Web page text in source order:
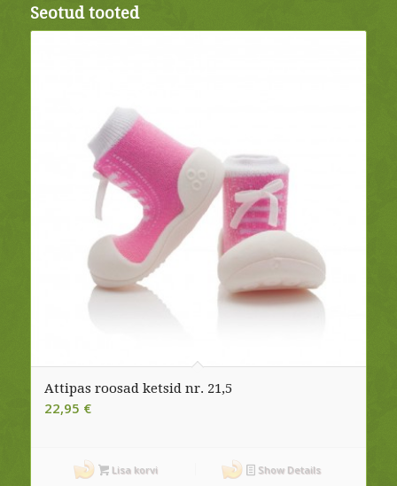
Seotud tooted
Attipas roosad ketsid nr. 21,5
22,95 €
Lisa korvi Show Details